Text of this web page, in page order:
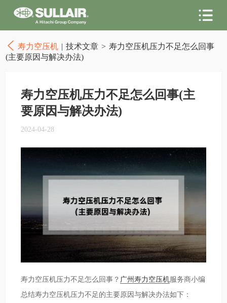
寿力空压机 | 技术文章 > 寿力空压机压力不足怎么回事
(主要原因与解决办法)
寿力空压机压力不足怎么回事(主
要原因与解决办法)
2024-04-28
寿力空压机压力不足怎么回事？ 广州寿力空压机服务商小编
总结寿力空压机压力不足的主要原因与解决办法如下：